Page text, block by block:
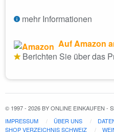
mehr Informationen
Auf Amazon
Berichten Sie über das
© 1997 - 2026 BY ONLINE EINKAUFEN -
IMPRESSUM
ÜBER UNS
SHOP VERZEICHNIS SCHWEIZ